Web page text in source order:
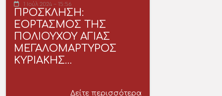
1 Ιούλ 2024 - 15:56
ΠΡΟΣΚΛΗΣΗ:
ΕΟΡΤΑΣΜΟΣ ΤΗΣ
ΠΟΛΙΟΥΧΟΥ ΑΓΙΑΣ
ΜΕΓΑΛΟΜΑΡΤΥΡΟΣ
ΚΥΡΙΑΚΗΣ…
Δείτε περισσότερα